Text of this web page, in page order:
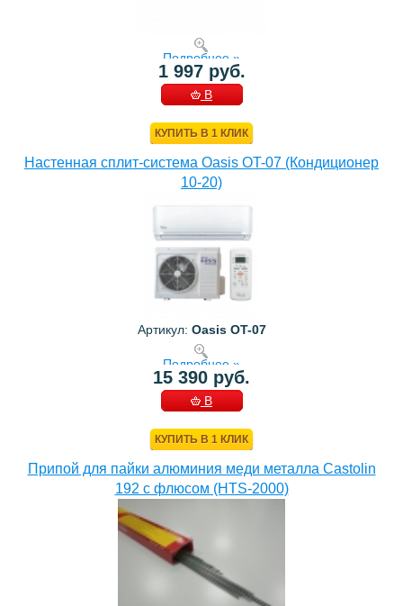
Подробнее »
1 997 руб.
В
КУПИТЬ В 1 КЛИК
Настенная сплит-система Oasis OT-07 (Кондиционер
10-20)
Артикул: Oasis OT-07
Подробнее »
15 390 руб.
В
КУПИТЬ В 1 КЛИК
Припой для пайки алюминия меди металла Castolin
192 с флюсом (HTS-2000)